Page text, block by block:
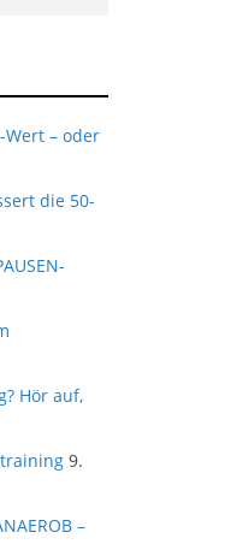
Wert – oder
die 50-
Hör auf,
9.
–